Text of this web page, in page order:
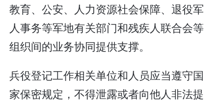
教育、公安、人力资源社会保障、退役军
人事务等军地有关部门和残疾人联合会等
组织间的业务协同提供支撑。
兵役登记工作相关单位和人员应当遵守国
家保密规定，不得泄露或者向他人非法提